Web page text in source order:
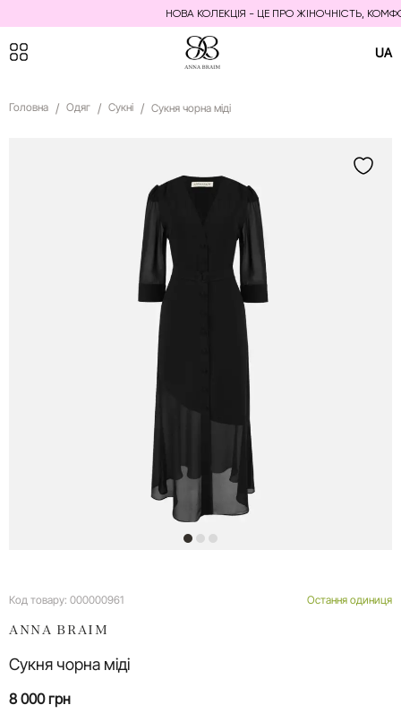
НОВА КОЛЕКЦІЯ - ЦЕ ПРО ЖІНОЧНІСТЬ,
UA
Головна Одяг Сукні Сукня чорна міді
Код товару: 000000961 Остання одиниця
ANNA BRAIM
Сукня чорна міді
8 000 грн